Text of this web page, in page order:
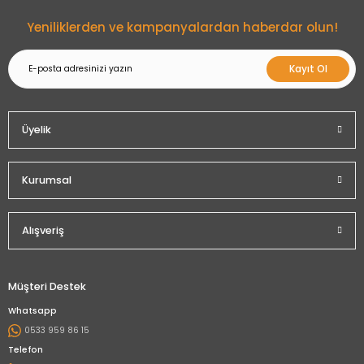
Yeniliklerden ve kampanyalardan haberdar olun!
Kayıt Ol
Üyelik
Kurumsal
Alışveriş
Müşteri Destek
Whatsapp
0533 959 86 15
Telefon